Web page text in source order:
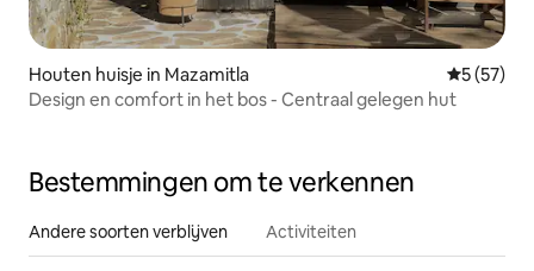
Houten huisje in Mazamitla
5 (57)
Design en comfort in het bos - Centraal gelegen hut
Bestemmingen om te verkennen
Andere soorten verblijven Activiteiten